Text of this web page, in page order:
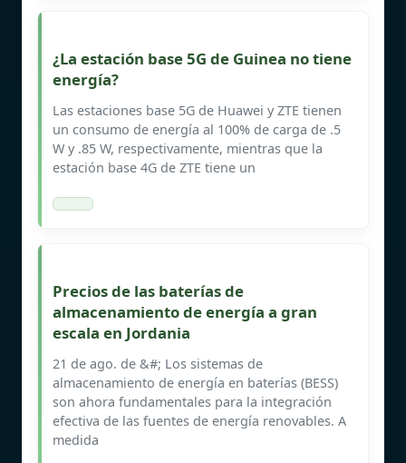
¿La estación base 5G de Guinea no tiene
energía?
Las estaciones base 5G de Huawei y ZTE tienen
un consumo de energía al 100% de carga de .5
W y .85 W, respectivamente, mientras que la
estación base 4G de ZTE tiene un
Precios de las baterías de
almacenamiento de energía a gran
escala en Jordania
21 de ago. de &#; Los sistemas de
almacenamiento de energía en baterías (BESS)
son ahora fundamentales para la integración
efectiva de las fuentes de energía renovables. A
medida